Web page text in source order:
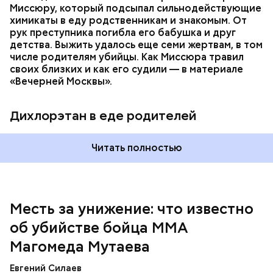
Миссюру, который подсыпал сильнодействующие
химикаты в еду родственникам и знакомым. От
рук преступника погибла его бабушка и друг
детства. Выжить удалось еще семи жертвам, в том
числе родителям убийцы. Как Миссюра травил
своих близких и как его судили — в материале
«Вечерней Москвы».
Дихлорэтан в еде родителей
Читать полностью
Месть за унижение: что известно
об убийстве бойца ММА
Магомеда Мутаева
Евгений Силаев
— Личность подозреваемого установлена,
полицией принимаются меры к задержанию, —
Республике Дагестан.